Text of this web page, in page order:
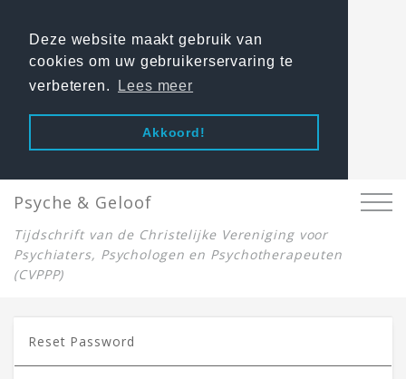
Deze website maakt gebruik van
cookies om uw gebruikerservaring te
verbeteren.
Lees meer
Akkoord!
Psyche & Geloof
Tijdschrift van de Christelijke Vereniging voor
Psychiaters, Psychologen en Psychotherapeuten
(CVPPP)
Reset Password